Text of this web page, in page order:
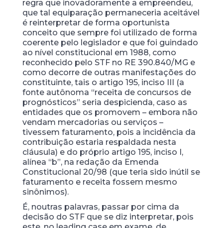
regra que inovadoramente a empreendeu,
que tal equiparação permaneceria aceitável
é reinterpretar de forma oportunista
conceito que sempre foi utilizado de forma
coerente pelo legislador e que foi guindado
ao nível constitucional em 1988, como
reconhecido pelo STF no RE 390.840/MG e
como decorre de outras manifestações do
constituinte, tais o artigo 195, inciso III (a
fonte autônoma “receita de concursos de
prognósticos” seria despicienda, caso as
entidades que os promovem – embora não
vendam mercadorias ou serviços –
tivessem faturamento, pois a incidência da
contribuição estaria respaldada nesta
cláusula) e do próprio artigo 195, inciso I,
alínea “b”, na redação da Emenda
Constitucional 20/98 (que teria sido inútil se
faturamento e receita fossem mesmo
sinônimos).
É, noutras palavras, passar por cima da
decisão do STF que se diz interpretar, pois